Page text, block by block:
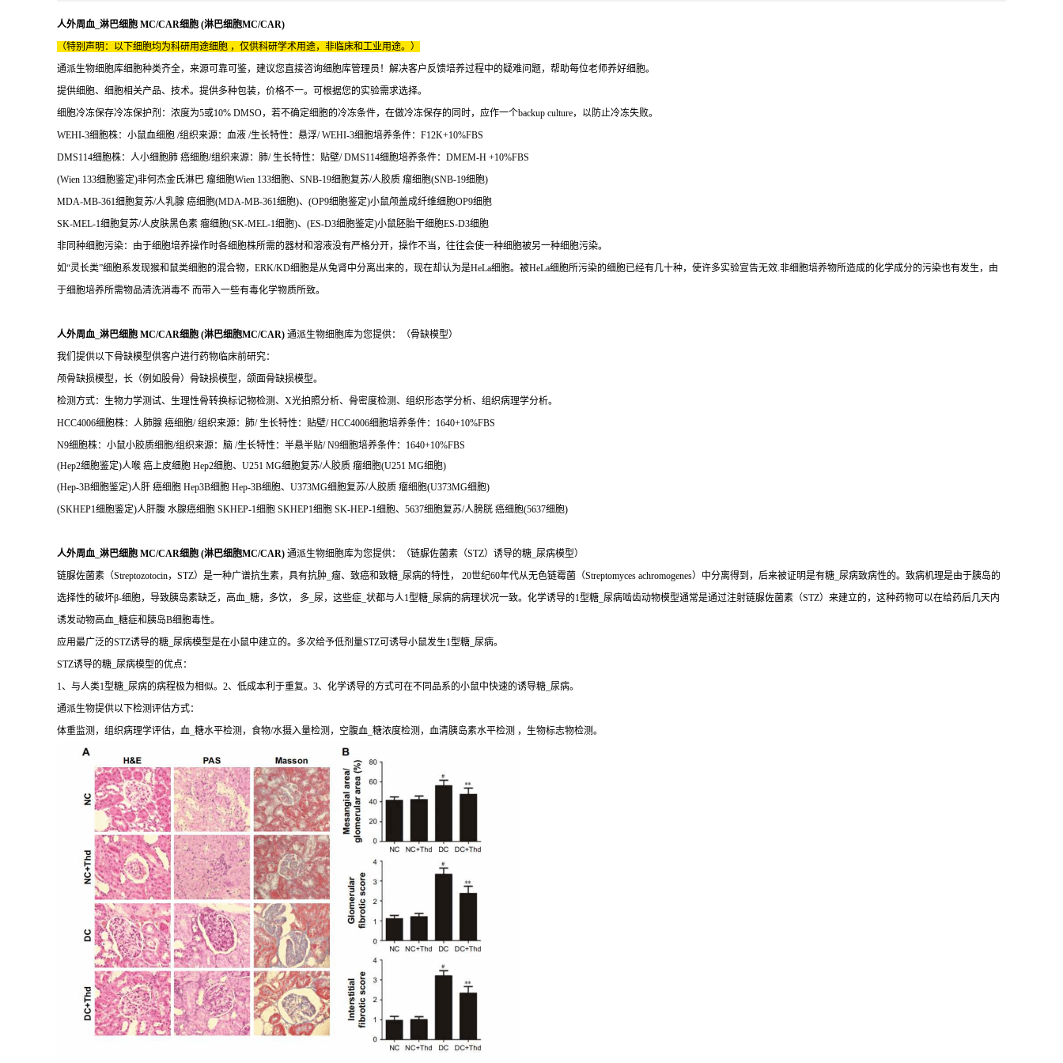
人外周血_淋巴细胞 MC/CAR细胞 (淋巴细胞MC/CAR)
（特别声明：以下细胞均为科研用途细胞 ，仅供科研学术用途，非临床和工业用途。）
通派生物细胞库细胞种类齐全，来源可靠可鉴，建议您直接咨询细胞库管理员！解决客户反馈培养过程中的疑难问题，帮助每位老师养好细胞。
提供细胞、细胞相关产品、技术。提供多种包装，价格不一。可根据您的实验需求选择。
细胞冷冻保存冷冻保护剂：浓度为5或10% DMSO，若不确定细胞的冷冻条件，在做冷冻保存的同时，应作一个backup culture，以防止冷冻失败。
WEHI-3细胞株：小鼠血细胞 /组织来源：血液 /生长特性：悬浮/ WEHI-3细胞培养条件：F12K+10%FBS
DMS114细胞株：人小细胞肺 癌细胞/组织来源：肺/ 生长特性：贴壁/ DMS114细胞培养条件：DMEM-H +10%FBS
(Wien 133细胞鉴定)非何杰金氏淋巴 瘤细胞Wien 133细胞、SNB-19细胞复苏/人胶质 瘤细胞(SNB-19细胞)
MDA-MB-361细胞复苏/人乳腺 癌细胞(MDA-MB-361细胞)、(OP9细胞鉴定)小鼠颅盖成纤维细胞OP9细胞
SK-MEL-1细胞复苏/人皮肤黑色素 瘤细胞(SK-MEL-1细胞)、(ES-D3细胞鉴定)小鼠胚胎干细胞ES-D3细胞
非同种细胞污染：由于细胞培养操作时各细胞株所需的器材和溶液没有严格分开，操作不当，往往会使一种细胞被另一种细胞污染。
如“灵长类”细胞系发现猴和鼠类细胞的混合物，ERK/KD细胞是从兔肾中分离出来的，现在却认为是HeLa细胞。被HeLa细胞所污染的细胞已经有几十种，使许多实验宣告无效.非细胞培养物所造成的化学成分的污染也有发生，由
于细胞培养所需物品清洗消毒不 而带入一些有毒化学物质所致。
人外周血_淋巴细胞 MC/CAR细胞 (淋巴细胞MC/CAR) 通派生物细胞库为您提供：（骨缺模型）
我们提供以下骨缺模型供客户进行药物临床前研究：
颅骨缺损模型，长（例如股骨）骨缺损模型，颌面骨缺损模型。
检测方式：生物力学测试、生理性骨转换标记物检测、X光拍照分析、骨密度检测、组织形态学分析、组织病理学分析。
HCC4006细胞株：人肺腺 癌细胞/ 组织来源：肺/ 生长特性：贴壁/ HCC4006细胞培养条件：1640+10%FBS
N9细胞株：小鼠小胶质细胞/组织来源：脑 /生长特性：半悬半贴/ N9细胞培养条件：1640+10%FBS
(Hep2细胞鉴定)人喉 癌上皮细胞 Hep2细胞、U251 MG细胞复苏/人胶质 瘤细胞(U251 MG细胞)
(Hep-3B细胞鉴定)人肝 癌细胞 Hep3B细胞 Hep-3B细胞、U373MG细胞复苏/人胶质 瘤细胞(U373MG细胞)
(SKHEP1细胞鉴定)人肝腹 水腺癌细胞 SKHEP-1细胞 SKHEP1细胞 SK-HEP-1细胞、5637细胞复苏/人膀胱 癌细胞(5637细胞)
人外周血_淋巴细胞 MC/CAR细胞 (淋巴细胞MC/CAR) 通派生物细胞库为您提供：（链脲佐菌素（STZ）诱导的糖_尿病模型）
链脲佐菌素（Streptozotocin，STZ）是一种广谱抗生素，具有抗肿_瘤、致癌和致糖_尿病的特性， 20世纪60年代从无色链霉菌（Streptomyces achromogenes）中分离得到，后来被证明是有糖_尿病致病性的。致病机理是由于胰岛的
选择性的破坏β-细胞，导致胰岛素缺乏，高血_糖，多饮， 多_尿，这些症_状都与人1型糖_尿病的病理状况一致。化学诱导的1型糖_尿病啮齿动物模型通常是通过注射链脲佐菌素（STZ）来建立的，这种药物可以在给药后几天内
诱发动物高血_糖症和胰岛B细胞毒性。
应用最广泛的STZ诱导的糖_尿病模型是在小鼠中建立的。多次给予低剂量STZ可诱导小鼠发生1型糖_尿病。
STZ诱导的糖_尿病模型的优点：
1、与人类1型糖_尿病的病程极为相似。2、低成本利于重复。3、化学诱导的方式可在不同品系的小鼠中快速的诱导糖_尿病。
通派生物提供以下检测评估方式：
体重监测，组织病理学评估，血_糖水平检测，食物/水摄入量检测，空腹血_糖浓度检测，血清胰岛素水平检测 ，生物标志物检测。